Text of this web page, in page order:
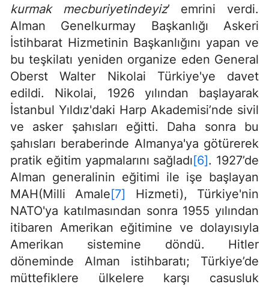
kurmak mecburiyetindeyiz’ emrini verdi.
Alman Genelkurmay Başkanlığı Askeri
İstihbarat Hizmetinin Başkanlığını yapan ve
bu teşkilatı yeniden organize eden General
Oberst Walter Nikolai Türkiye'ye davet
edildi. Nikolai, 1926 yılından başlayarak
İstanbul Yıldız'daki Harp Akademisi’nde sivil
ve asker şahısları eğitti. Daha sonra bu
şahısları beraberinde Almanya'ya götürerek
pratik eğitim yapmalarını sağladı[6]. 1927’de
Alman generalinin eğitimi ile işe başlayan
MAH(Milli Amale[7] Hizmeti), Türkiye'nin
NATO'ya katılmasından sonra 1955 yılından
itibaren Amerikan eğitimine ve dolayısıyla
Amerikan sistemine döndü. Hitler
döneminde Alman istihbaratı; Türkiye’de
müttefiklere ülkelere karşı casusluk